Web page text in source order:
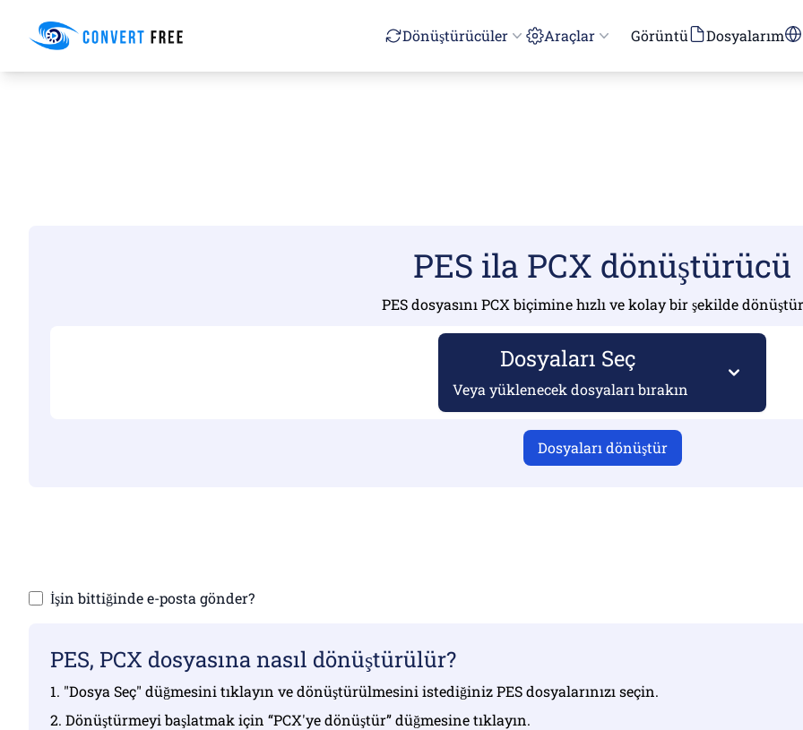
Convert Free Dönüştürücüler Araçlar Görüntü Dosyalarım
PES ila PCX dönüştürücü
PES dosyasını PCX biçimine hızlı ve kolay bir şekilde
Dosyaları Seç
Veya yüklenecek dosyaları bırakın
Dosyaları dönüştür
İşin bittiğinde e-posta gönder?
PES, PCX dosyasına nasıl dönüştürülür?
1. "Dosya Seç" düğmesini tıklayın ve dönüştürülmesini istediğiniz PES dosyalarınızı seçin.
2. Dönüştürmeyi başlatmak için “PCX'ye dönüştür” düğmesine tıklayın.